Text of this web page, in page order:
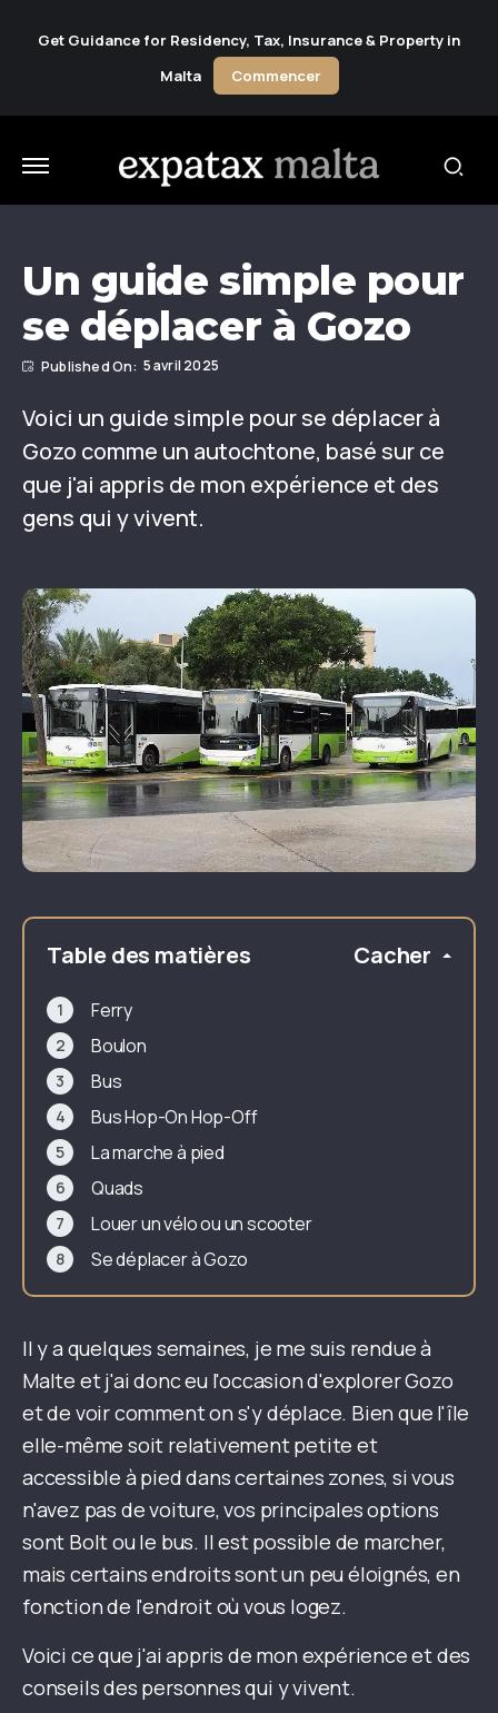
Get Guidance for Residency, Tax, Insurance & Property in
Malta
Commencer
Un guide simple pour
se déplacer à Gozo
5 avril 2025
Voici un guide simple pour se déplacer à
Gozo comme un autochtone, basé sur ce
que j'ai appris de mon expérience et des
gens qui y vivent.
Table des matières Cacher
Ferry
Boulon
Bus
Bus Hop-On Hop-Off
La marche à pied
Quads
Louer un vélo ou un scooter
Se déplacer à Gozo
Il y a quelques semaines, je me suis rendue à
Malte et j'ai donc eu l'occasion d'explorer Gozo
et de voir comment on s'y déplace. Bien que l'île
elle-même soit relativement petite et
accessible à pied dans certaines zones, si vous
n'avez pas de voiture, vos principales options
sont Bolt ou le bus. Il est possible de marcher,
mais certains endroits sont un peu éloignés, en
fonction de l'endroit où vous logez.
Voici ce que j'ai appris de mon expérience et des
conseils des personnes qui y vivent.